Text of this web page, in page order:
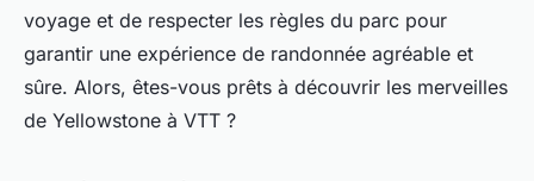
voyage et de respecter les règles du parc pour
garantir une expérience de randonnée agréable et
sûre. Alors, êtes-vous prêts à découvrir les merveilles
de Yellowstone à VTT ?